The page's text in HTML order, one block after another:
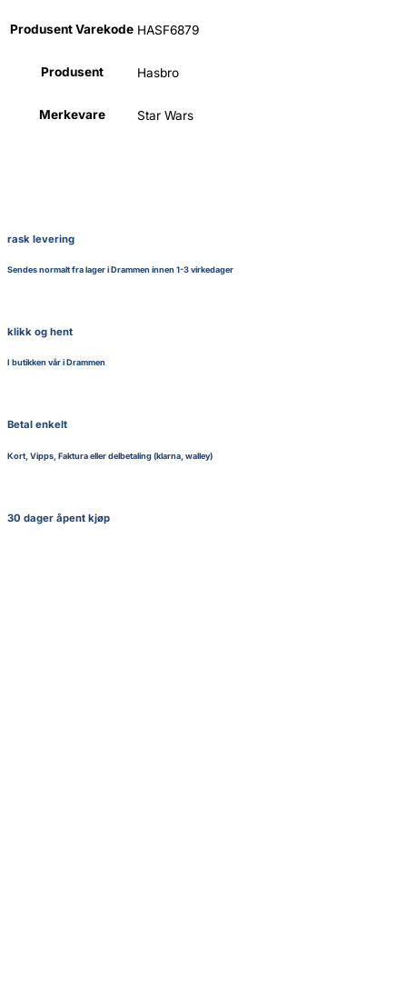
Produsent Varekode HASF6879
Produsent Hasbro
Merkevare Star Wars
rask levering
Sendes normalt fra lager i Drammen innen 1-3 virkedager
klikk og hent
I butikken vår i Drammen
Betal enkelt
Kort, Vipps, Faktura eller delbetaling (klarna, walley)
30 dager åpent kjøp